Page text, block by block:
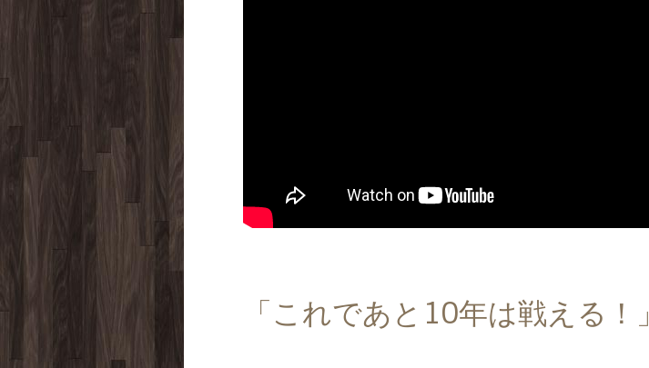
「これであと10年は戦える！」